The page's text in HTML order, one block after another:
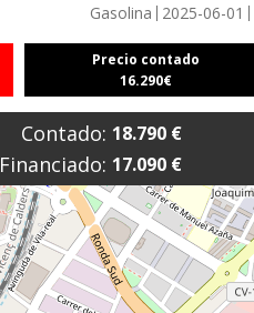
Gasolina 2025-06-01
Precio contado
16.290€
Contado: 18.790 €
Financiado: 17.090 €